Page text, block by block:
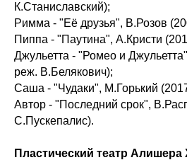
К.Станиславский);
Римма - "Её друзья", В.Розов
Пиппа - "Паутина", А.Кристи
Джульетта - "Ромео и
реж. В.Белякович);
Саша - "Чудаки", М.Горький
Автор - "Последний срок",
С.Пускепалис).
Пластический театр